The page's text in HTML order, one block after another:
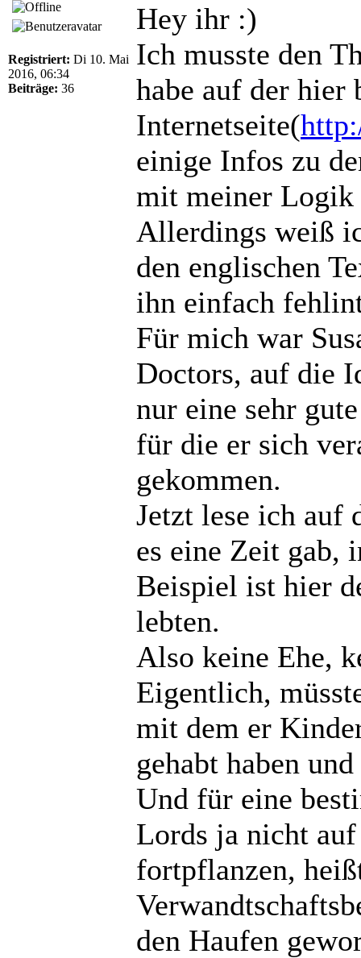
Registriert: Di 10. Mai
2016, 06:34
Beiträge: 36
Hey ihr :)
Ich musste den
habe auf der hier
Internetseite(
einige Infos zu
mit meiner
Allerdings weiß
den englischen
ihn einfach
Für mich war
Doctors, auf die
nur eine sehr
für die er sich
gekommen.
Jetzt lese ich auf
es eine Zeit gab,
Beispiel ist hier
lebten.
Also keine Ehe,
Eigentlich,
mit dem er
gehabt haben
Und für eine
Lords ja nicht
fortpflanzen,
den Haufen